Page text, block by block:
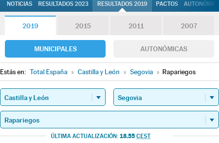
NOTICIAS RESULTADOS 2023 RESULTADOS 2019 PACTOS
2019 2015 2011 2007
MUNICIPALES AUTONÓMICAS
Estás en: Total España » Castilla y León » Segovia » Rapariegos
ÚLTIMA ACTUALIZACIÓN: 18.55 CEST